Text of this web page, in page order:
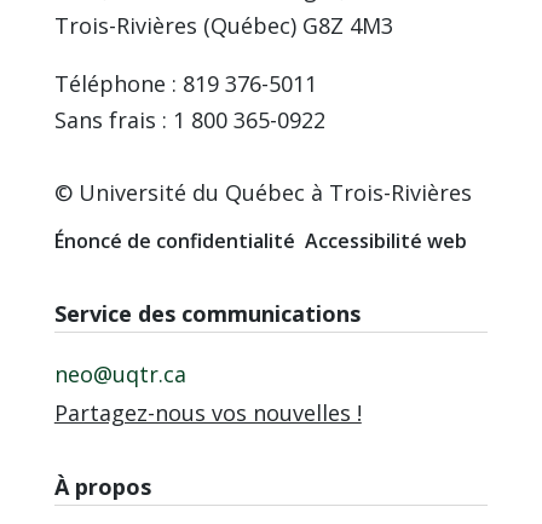
Trois-Rivières (Québec) G8Z 4M3
Téléphone : 819 376-5011
Sans frais : 1 800 365-0922
© Université du Québec à Trois-Rivières
Énoncé de confidentialité Accessibilité web
Service des communications
neo@uqtr.ca
Partagez-nous vos nouvelles !
À propos